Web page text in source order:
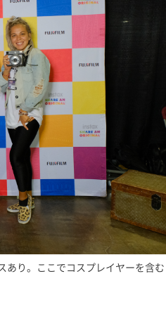
あり。ここでコスプレイヤーを含む